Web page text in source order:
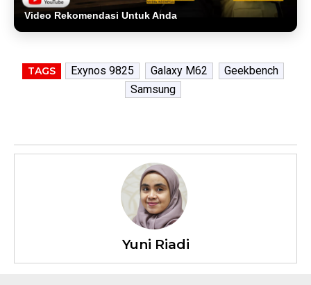
Video Rekomendasi Untuk Anda
TAGS Exynos 9825 Galaxy M62
Geekbench
Samsung
Yuni Riadi